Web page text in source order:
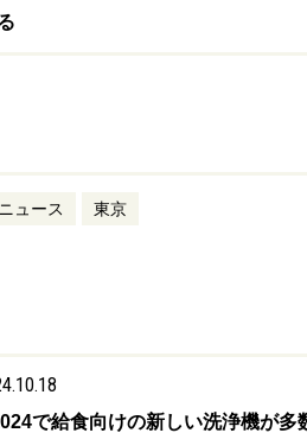
ニュース 東京
で給食向けの新しい洗浄機が